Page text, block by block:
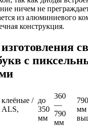
ничем не
из алюминиевого
конструкция.
с
/ до
350
мм
360
—
790
мм
мм